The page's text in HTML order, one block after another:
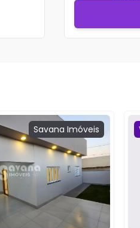
Savana Imóveis